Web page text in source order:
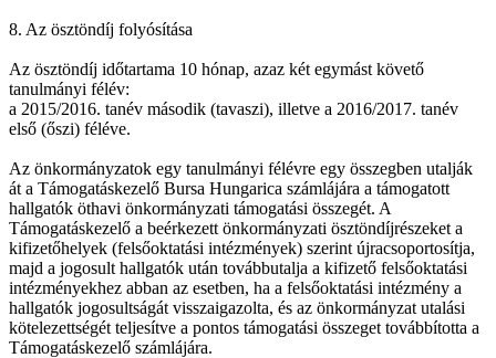
8. Az ösztöndíj folyósítása
Az ösztöndíj időtartama 10 hónap, azaz két egymást követő
tanulmányi félév:
a 2015/2016. tanév második (tavaszi), illetve a 2016/2017. tanév
első (őszi) féléve.
Az önkormányzatok egy tanulmányi félévre egy összegben utalják
át a Támogatáskezelő Bursa Hungarica számlájára a támogatott
hallgatók öthavi önkormányzati támogatási összegét. A
Támogatáskezelő a beérkezett önkormányzati ösztöndíjrészeket a
kifizetőhelyek (felsőoktatási intézmények) szerint újracsoportosítja,
majd a jogosult hallgatók után továbbutalja a kifizető felsőoktatási
intézményekhez abban az esetben, ha a felsőoktatási intézmény a
hallgatók jogosultságát visszaigazolta, és az önkormányzat utalási
kötelezettségét teljesítve a pontos támogatási összeget továbbította a
Támogatáskezelő számlájára.